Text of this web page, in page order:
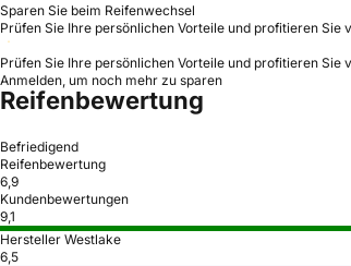
Sparen Sie beim Reifenwechsel
Prüfen Sie Ihre persönlichen Vorteile und profitieren Sie
Prüfen Sie Ihre persönlichen Vorteile und profitieren Sie
Anmelden, um noch mehr zu sparen
Reifenbewertung
Befriedigend
Reifenbewertung
6,9
Kundenbewertungen
9,1
Hersteller Westlake
6,5